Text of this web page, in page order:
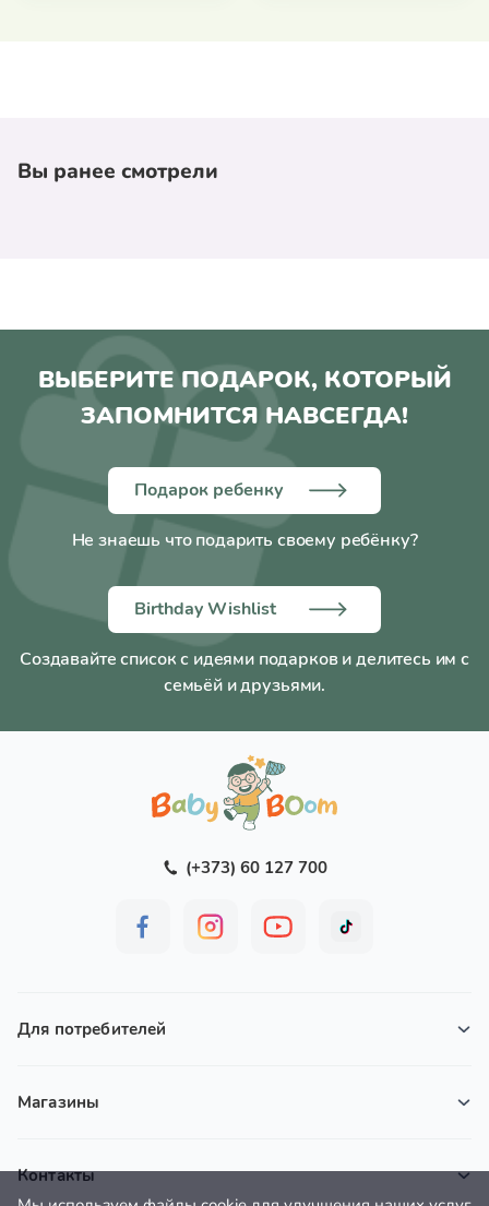
Вы ранее смотрели
ВЫБЕРИТЕ ПОДАРОК, КОТОРЫЙ
ЗАПОМНИТСЯ НАВСЕГДА!
Подарок ребенку
Не знаешь что подарить своему ребёнку?
Birthday Wishlist
Создавайте список с идеями подарков и делитесь им с
семьёй и друзьями.
(+373) 60 127 700
Для потребителей
Магазины
Контакты